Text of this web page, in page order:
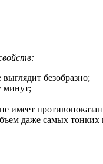
выглядит безобразно;
минут;
имеет
даже самых тонких